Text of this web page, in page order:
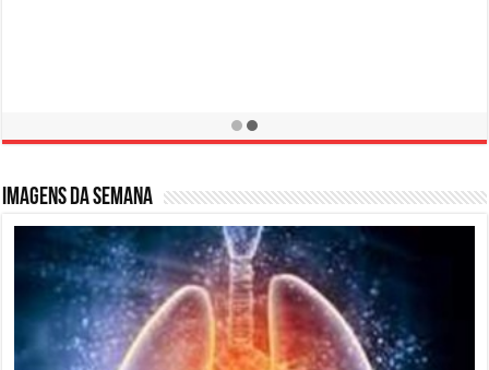
Imagens da semana